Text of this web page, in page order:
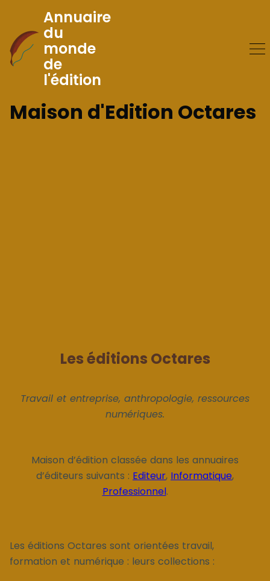
Skip
to
Content
Annuaire
du
monde
de
l'édition
Maison d'Edition Octares
Les éditions Octares
Travail et entreprise, anthropologie, ressources
numériques.
Maison d’édition classée dans les annuaires
d’éditeurs suivants : Editeur, Informatique,
Professionnel.
Les éditions Octares sont orientées travail,
formation et numérique : leurs collections :